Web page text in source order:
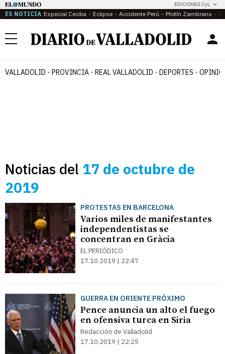
EDICIONES CyL
ES NOTICIA Especial Cecilia Eclipse Accidente Perú Motín Zambrana
Menú
VALLADOLID PROVINCIA REAL VALLADOLID DEPORTES
Noticias del 17 de octubre de
2019
PROTESTAS EN BARCELONA
Varios miles de manifestantes
independentistas se
concentran en Gràcia
EL PERIÓDICO
17.10.2019 | 22:47
GUERRA EN ORIENTE PRÓXIMO
Pence anuncia un alto el fuego
en ofensiva turca en Siria
Redacción de Valladolid
17.10.2019 | 22:25